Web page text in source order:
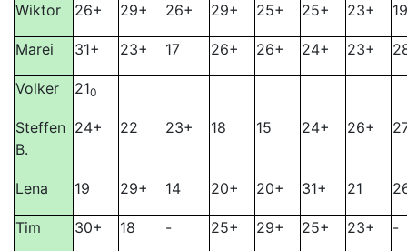
Wiktor 26+ 29+ 26+ 29+ 25+ 25+ 23+ 19
Marei 31+ 23+ 17 26+ 26+ 24+ 23+
Volker 210
Steffen
B.
24+ 22 23+ 18 15 24+ 26+
Lena 19 29+ 14 20+ 20+ 31+ 21
Tim 30+ 18 - 25+ 29+ 25+ 23+ -